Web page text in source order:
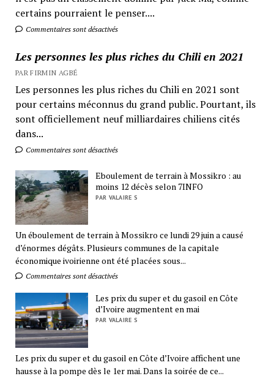
certains pourraient le penser....
Commentaires sont désactivés
Les personnes les plus riches du Chili en 2021
PAR FIRMIN AGBÉ
Les personnes les plus riches du Chili en 2021 sont
pour certains méconnus du grand public. Pourtant, ils
sont officiellement neuf milliardaires chiliens cités
dans...
Commentaires sont désactivés
Eboulement de terrain à Mossikro : au
moins 12 décès selon 7INFO
PAR VALAIRE S
Un éboulement de terrain à Mossikro ce lundi 29 juin a causé
d’énormes dégâts. Plusieurs communes de la capitale
économique ivoirienne ont été placées sous...
Commentaires sont désactivés
Les prix du super et du gasoil en Côte
d’Ivoire augmentent en mai
PAR VALAIRE S
Les prix du super et du gasoil en Côte d’Ivoire affichent une
hausse à la pompe dès le 1er mai. Dans la soirée de ce...